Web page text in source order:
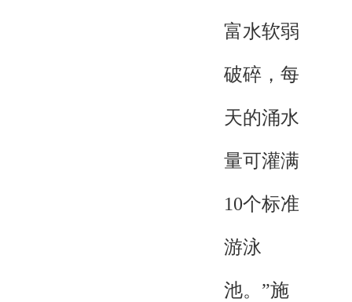
富水软弱
破碎，每
天的涌水
量可灌满
10个标准
游泳
池。”施